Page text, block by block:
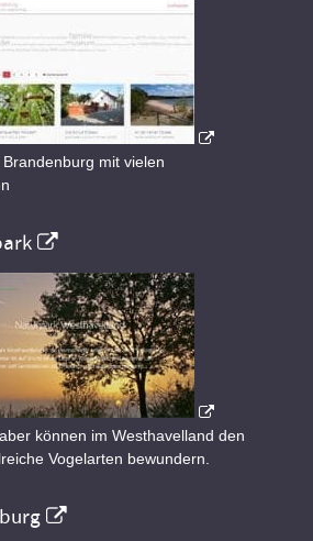
mit vielen
können im Westhavelland den
Vogelarten bewundern.